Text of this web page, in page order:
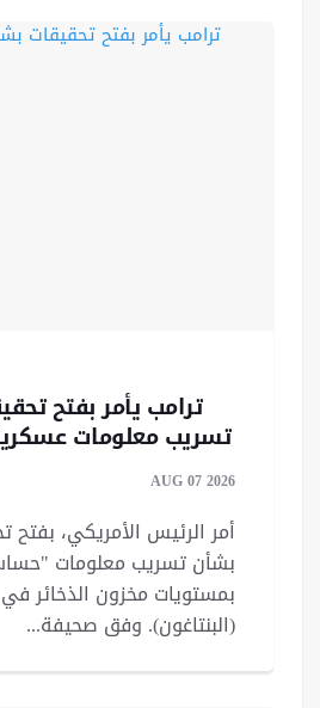
ترامب يأمر بفتح
تسريب معلومات
AUG 07 2026
أمر الرئيس الأمريكي،
بشأن تسريب معلومات
بمستويات مخزون الذخائر في
(البنتاغون). وفق صحيفة...